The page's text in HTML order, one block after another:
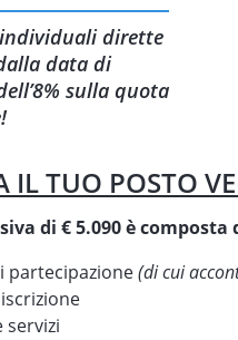
dirette
data di
sulla quota
IL TUO POSTO
di € 5.090 è composta
partecipazione(di cui
servizi